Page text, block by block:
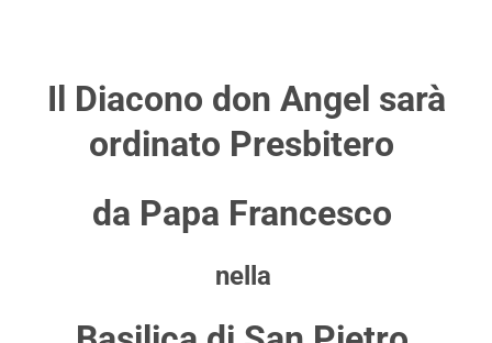
Il Diacono don Angel sarà
ordinato Presbitero
da Papa Francesco
nella